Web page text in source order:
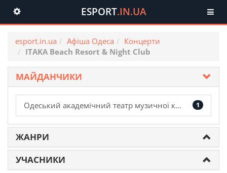
Toggle
navigation
ESPORT.IN.UA
esport.in.ua Афіша Одеса
Концерти
ITAKA Beach Resort & Night Club
МАЙДАНЧИКИ
1
Одеський академічний театр музичної комедії ім. М. Водяного
ЖАНРИ
УЧАСНИКИ